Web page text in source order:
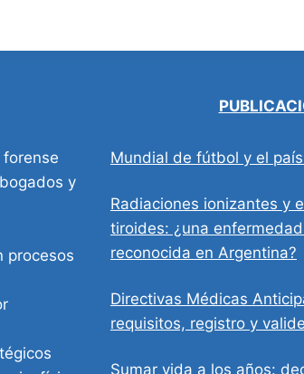
y
procesos
Mundial de fútbol y el
Radiaciones ionizantes y
tiroides: ¿una
reconocida en Argentina?
Directivas Médicas
requisitos, registro y
Sumar vida a los años: